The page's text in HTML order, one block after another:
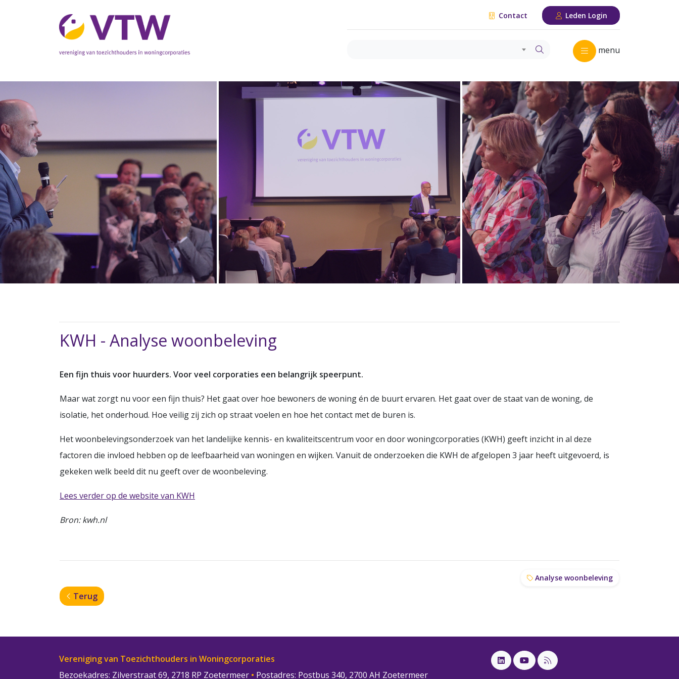
Contact Leden Login
menu
KWH - Analyse woonbeleving
Een fijn thuis voor huurders. Voor veel corporaties een belangrijk speerpunt.
Maar wat zorgt nu voor een fijn thuis? Het gaat over hoe bewoners de woning én de buurt ervaren. Het gaat over de staat van de woning, de
isolatie, het onderhoud. Hoe veilig zij zich op straat voelen en hoe het contact met de buren is.
Het woonbelevingsonderzoek van het landelijke kennis- en kwaliteitscentrum voor en door woningcorporaties (KWH) geeft inzicht in al deze
factoren die invloed hebben op de leefbaarheid van woningen en wijken. Vanuit de onderzoeken die KWH de afgelopen 3 jaar heeft uitgevoerd, is
gekeken welk beeld dit nu geeft over de woonbeleving.
Lees verder op de website van KWH
Bron: kwh.nl
Analyse woonbeleving
Terug
Vereniging van Toezichthouders in Woningcorporaties
Bezoekadres: Zilverstraat 69, 2718 RP Zoetermeer • Postadres: Postbus 340, 2700 AH Zoetermeer